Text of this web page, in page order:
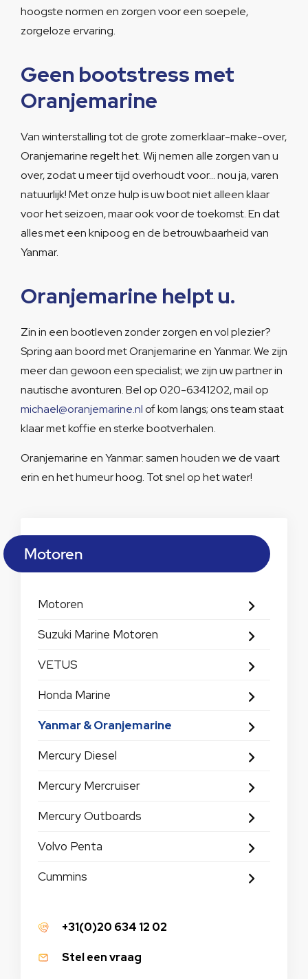
hoogste normen en zorgen voor een soepele,
zorgeloze ervaring.
Geen bootstress met
Oranjemarine
Van winterstalling tot de grote zomerklaar-make-over,
Oranjemarine regelt het. Wij nemen alle zorgen van u
over, zodat u meer tijd overhoudt voor… nou ja, varen
natuurlijk! Met onze hulp is uw boot niet alleen klaar
voor het seizoen, maar ook voor de toekomst. En dat
alles met een knipoog en de betrouwbaarheid van
Yanmar.
Oranjemarine helpt u.
Zin in een bootleven zonder zorgen en vol plezier?
Spring aan boord met Oranjemarine en Yanmar. We zijn
meer dan gewoon een specialist; we zijn uw partner in
nautische avonturen. Bel op 020-6341202, mail op
michael@oranjemarine.nlof kom langs; ons team staat
klaar met koffie en sterke bootverhalen.
Oranjemarine en Yanmar: samen houden we de vaart
erin en het humeur hoog. Tot snel op het water!
Motoren
Motoren
Suzuki Marine Motoren
VETUS
Honda Marine
Yanmar & Oranjemarine
Mercury Diesel
Mercury Mercruiser
Mercury Outboards
Volvo Penta
Cummins
+31(0)20 634 12 02
Stel een vraag